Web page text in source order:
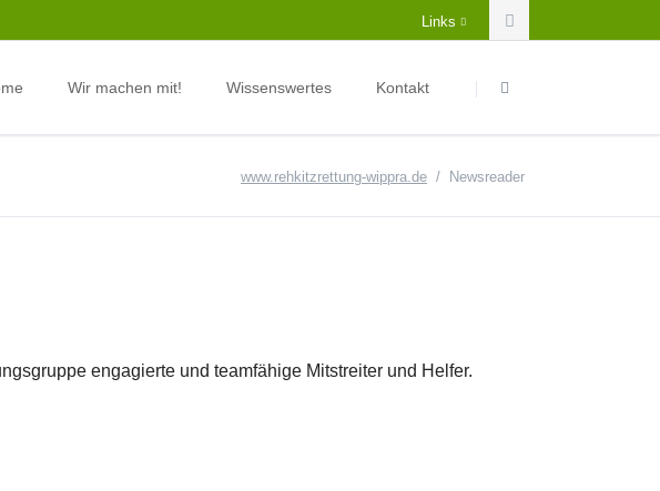
Links
überspringen
Wir machen mit! Wissenswertes Kontakt
www.rehkitzrettung-wippra.de Newsreader
engagierte und teamfähige Mitstreiter und Helfer.